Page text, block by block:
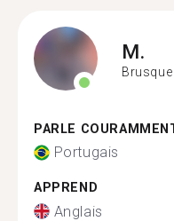
M.
Brusque
PARLE
Portugais
APPREND
Anglais